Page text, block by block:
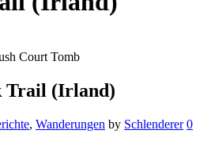
Trail (Irland)
, Wanderungen by Schlenderer 0